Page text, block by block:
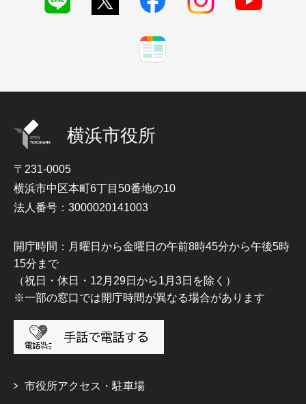
横浜市役所
〒231-0005
横浜市中区本町6丁目50番地の10
法人番号：3000020141003
開庁時間：月曜日から金曜日の午前8時45分から午後5時
15分まで
（祝日・休日・12月29日から1月3日を除く）
※一部の窓口では開庁時間が異なる場合があります
市役所アクセス・駐車場